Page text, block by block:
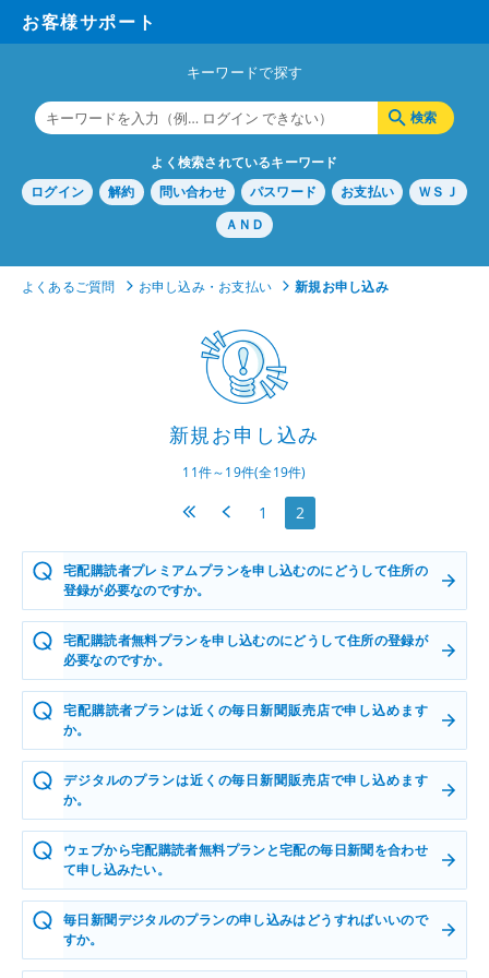
お客様サポート
キーワードで探す
よく検索されているキーワード
ログイン 解約 問い合わせ パスワード お支払い
ＷＳＪ
ＡＮＤ
よくあるご質問 お申し込み・お支払い 新規お申し込み
新規お申し込み
11件～19件(全19件)
最初へ 前へ1 2
宅配購読者プレミアムプランを申し込むのにどうして住所の
登録が必要なのですか。
宅配購読者無料プランを申し込むのにどうして住所の登録が
必要なのですか。
宅配購読者プランは近くの毎日新聞販売店で申し込めます
か。
デジタルのプランは近くの毎日新聞販売店で申し込めます
か。
ウェブから宅配購読者無料プランと宅配の毎日新聞を合わせ
て申し込みたい。
毎日新聞デジタルのプランの申し込みはどうすればいいので
すか。